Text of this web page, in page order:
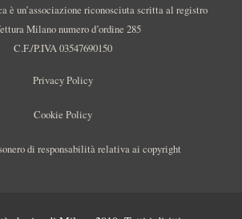
è un’associazione riconosciuta scritta al registro
Milano numero d’ordine 285
C.F./P.IVA 03547690150
Privacy Policy
Cookie Policy
di responsabilità relativa ai copyright